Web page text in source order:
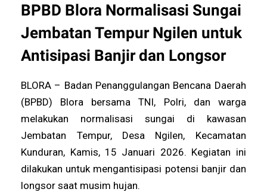
BPBD Blora Normalisasi Sungai
Jembatan Tempur Ngilen untuk
Antisipasi Banjir dan Longsor
BLORA – Badan Penanggulangan Bencana Daerah
(BPBD) Blora bersama TNI, Polri, dan warga
melakukan normalisasi sungai di kawasan
Jembatan Tempur, Desa Ngilen, Kecamatan
Kunduran, Kamis, 15 Januari 2026. Kegiatan ini
dilakukan untuk mengantisipasi potensi banjir dan
longsor saat musim hujan.